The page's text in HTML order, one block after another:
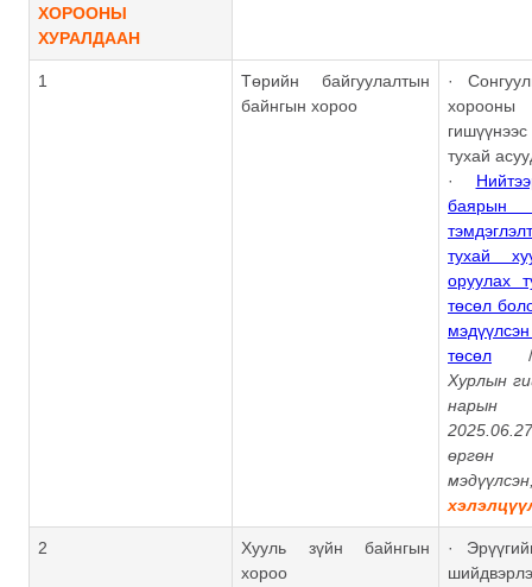
ХОРООНЫ
ХУРАЛДААН
1
Төрийн байгуулалтын
байнгын хороо
·
тухай
·
тухай
оруулах
төсөл
төсөл /
Хурлын
нарын
өргөн
2
Хууль зүйн байнгын
хороо
·